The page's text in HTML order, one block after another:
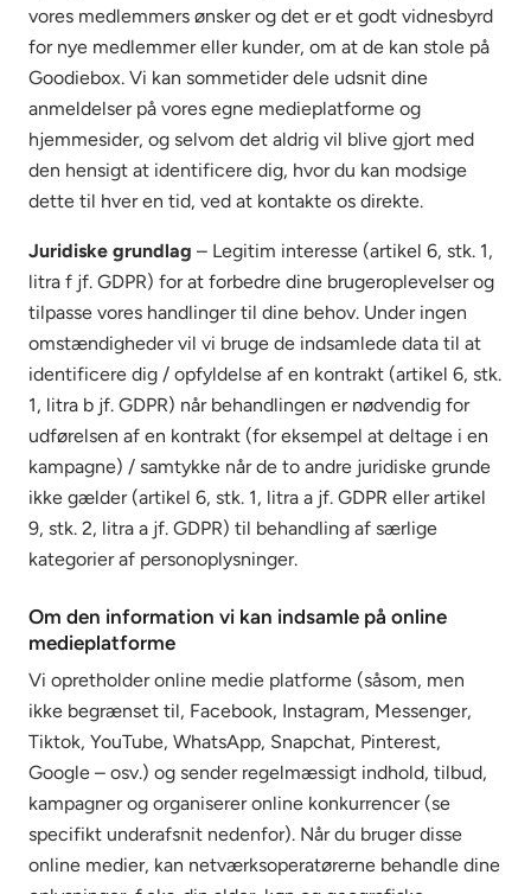
vores medlemmers ønsker og det er et godt vidnesbyrd
for nye medlemmer eller kunder, om at de kan stole på
Goodiebox. Vi kan sommetider dele udsnit dine
anmeldelser på vores egne medieplatforme og
hjemmesider, og selvom det aldrig vil blive gjort med
den hensigt at identificere dig, hvor du kan modsige
dette til hver en tid, ved at kontakte os direkte.
Juridiske grundlag – Legitim interesse (artikel 6, stk. 1,
litra f jf. GDPR) for at forbedre dine brugeroplevelser og
tilpasse vores handlinger til dine behov. Under ingen
omstændigheder vil vi bruge de indsamlede data til at
identificere dig / opfyldelse af en kontrakt (artikel 6, stk.
1, litra b jf. GDPR) når behandlingen er nødvendig for
udførelsen af en kontrakt (for eksempel at deltage i en
kampagne) / samtykke når de to andre juridiske grunde
ikke gælder (artikel 6, stk. 1, litra a jf. GDPR eller artikel
9, stk. 2, litra a jf. GDPR) til behandling af særlige
kategorier af personoplysninger.
Om den information vi kan indsamle på online
medieplatforme
Vi opretholder online medie platforme (såsom, men
ikke begrænset til, Facebook, Instagram, Messenger,
Tiktok, YouTube, WhatsApp, Snapchat, Pinterest,
Google – osv.) og sender regelmæssigt indhold, tilbud,
kampagner og organiserer online konkurrencer (se
specifikt underafsnit nedenfor). Når du bruger disse
online medier, kan netværksoperatørerne behandle dine